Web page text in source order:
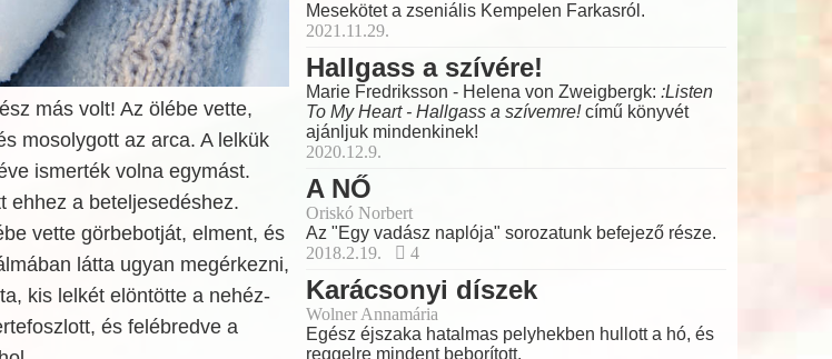
más volt! Az ölébe vette,
mosolygott az arca. A lelkük
ismerték volna egymást.
ehhez a beteljesedéshez.
vette görbebotját, elment, és
látta ugyan megérkezni,
kis lelkét elöntötte a nehéz-
és felébredve a
Mesekötet a zseniális Kempelen Farkasról.
2021.11.29.
Hallgass a szívére!
Marie Fredriksson - Helena von Zweigbergk: :Listen
To My Heart - Hallgass a szívemre!című könyvét
ajánljuk mindenkinek!
2020.12.9.
A NŐ
Oriskó Norbert
Az "Egy vadász naplója" sorozatunk befejező része.
2018.2.19.
4
Karácsonyi díszek
Wolner Annamária
Egész éjszaka hatalmas pelyhekben hullott a hó, és
reggelre mindent beborított.